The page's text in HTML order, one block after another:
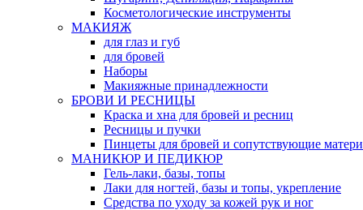
Косметологические инструменты
МАКИЯЖ
для глаз и губ
для бровей
Наборы
Макияжные принадлежности
БРОВИ И РЕСНИЦЫ
Краска и хна для бровей и ресниц
Ресницы и пучки
Пинцеты для бровей и сопутствующие
МАНИКЮР И ПЕДИКЮР
Гель-лаки, базы, топы
Лаки для ногтей, базы и топы, укрепление
Средства по уходу за кожей рук и ног